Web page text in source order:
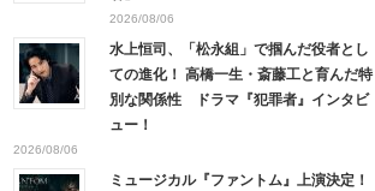
2026/08/06
水上恒司、「松永組」で掴んだ役者とし
ての進化！ 高橋一生・斎藤工と育んだ特
別な関係性 ドラマ『犯罪者』インタビ
ュー！
2026/08/06
ミュージカル『ファントム』上演決定！